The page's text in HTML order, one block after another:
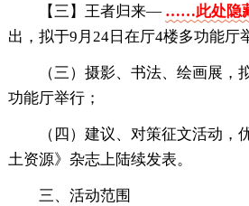
【三】王者归来— ……此处隐
出，拟于9月24日在厅4楼多功能厅
（三）摄影、书法、绘画展，
功能厅举行；
（四）建议、对策征文活动，
土资源》杂志上陆续发表。
三、活动范围